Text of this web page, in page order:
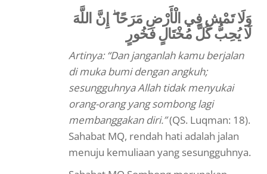
وَلَا تَمْشِ فِي الْأَرْضِ مَرَحًا ۖ إِنَّ اللَّهَ
لَا يُحِبُّ كُلَّ مُخْتَالٍ فَخُورٍ
Artinya: “Dan janganlah kamu berjalan
di muka bumi dengan angkuh;
sesungguhnya Allah tidak menyukai
orang-orang yang sombong lagi
membanggakan diri.”(QS. Luqman: 18).
Sahabat MQ, rendah hati adalah jalan
menuju kemuliaan yang sesungguhnya.